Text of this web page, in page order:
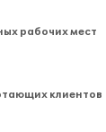
рабочих мест
клиентов